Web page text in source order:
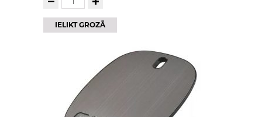
IELIKT GROZĀ